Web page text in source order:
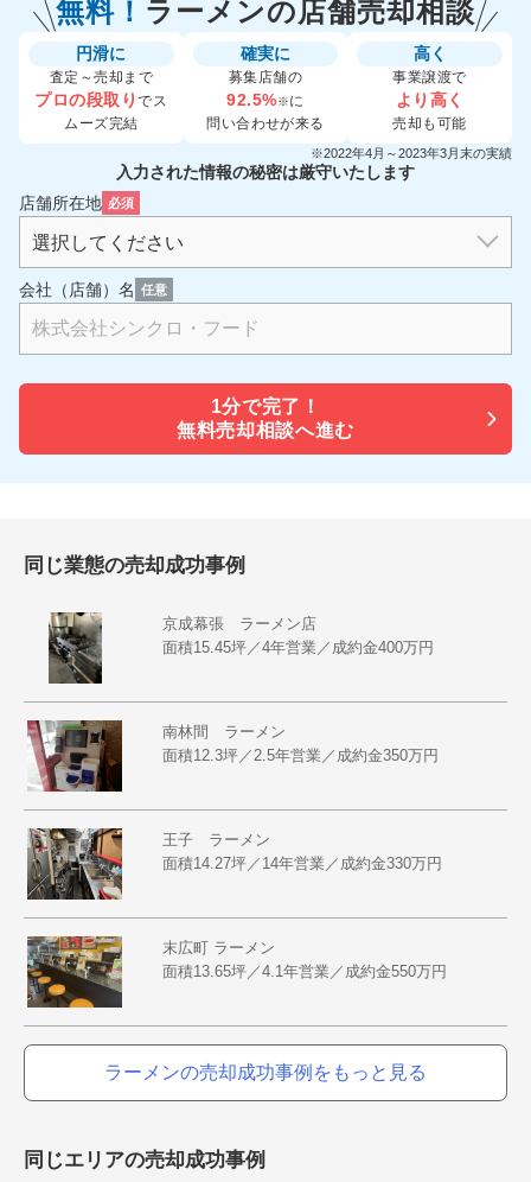
無料！ ラーメンの店舗売却相談
円滑に
査定～売却まで
プロの段取りでス
ムーズ完結
確実に
募集店舗の
92.5%※に
問い合わせが来る
高く
事業譲渡で
より高く
売却も可能
※2022年4月～2023年3月末の実績
入力された情報の秘密は厳守いたします
店舗所在地 必須
会社（店舗）名 任意
1分で完了！
無料売却相談へ進む
同じ業態の売却成功事例
京成幕張 ラーメン店
面積15.45坪／4年営業／成約金400万円
南林間 ラーメン
面積12.3坪／2.5年営業／成約金350万円
王子 ラーメン
面積14.27坪／14年営業／成約金330万円
末広町 ラーメン
面積13.65坪／4.1年営業／成約金550万円
ラーメンの売却成功事例をもっと見る
同じエリアの売却成功事例